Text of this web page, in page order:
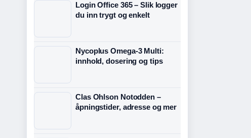
Login Office 365 – Slik logger
du inn trygt og enkelt
Nycoplus Omega-3 Multi:
innhold, dosering og tips
Clas Ohlson Notodden –
åpningstider, adresse og mer